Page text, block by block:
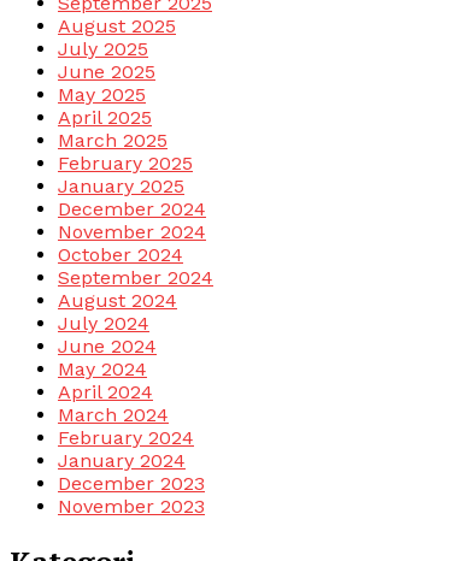
August 2025
July 2025
June 2025
May 2025
April 2025
March 2025
February 2025
January 2025
December 2024
November 2024
October 2024
September 2024
August 2024
July 2024
June 2024
May 2024
April 2024
March 2024
February 2024
January 2024
December 2023
November 2023